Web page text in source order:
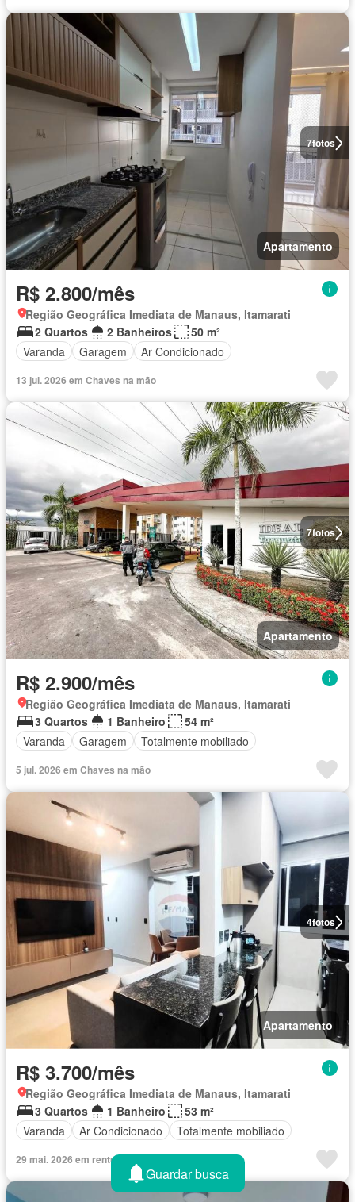
7fotos
Apartamento
R$ 2.800/mês
Região Geográfica Imediata de Manaus, Itamarati
2 Quartos
2 Banheiros
50 m²
Varanda
Garagem Ar Condicionado
13 jul. 2026 em Chaves na mão
7fotos
Apartamento
R$ 2.900/mês
Região Geográfica Imediata de Manaus, Itamarati
3 Quartos
1 Banheiro
54 m²
Varanda
Garagem Totalmente mobiliado
5 jul. 2026 em Chaves na mão
4fotos
Apartamento
R$ 3.700/mês
Região Geográfica Imediata de Manaus, Itamarati
3 Quartos
1 Banheiro
53 m²
Varanda
Ar Condicionado Totalmente mobiliado
29 mai. 2026 em rentumo
Guardar busca